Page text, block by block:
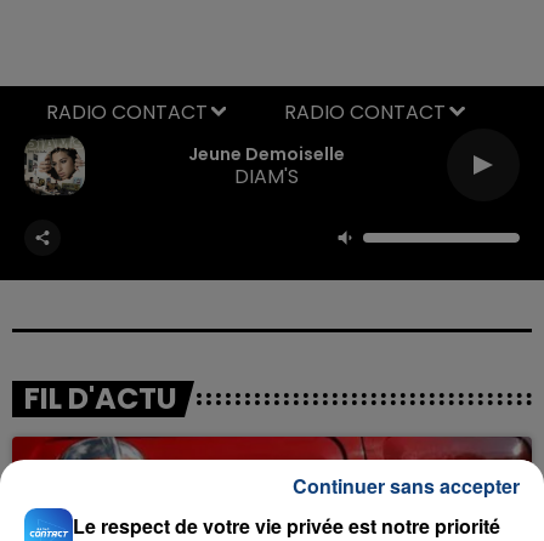
Jeune Demoiselle
DIAM'S
RADIO CONTACT
FIL D'ACTU
Le respect de votre vie privée est notre priorité
Continuer sans accepter